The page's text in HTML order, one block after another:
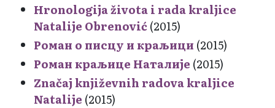
Hronologija života i rada kraljice
Natalije Obrenović(2015)
Роман о писцу и краљици (2015)
Роман краљице Наталије (2015)
Značaj književnih radova kraljice
Natalije (2015)